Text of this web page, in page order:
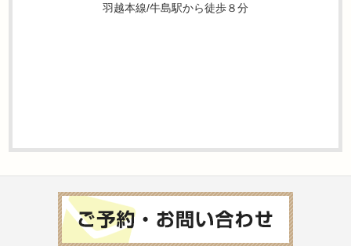
羽越本線/牛島駅から徒歩８分